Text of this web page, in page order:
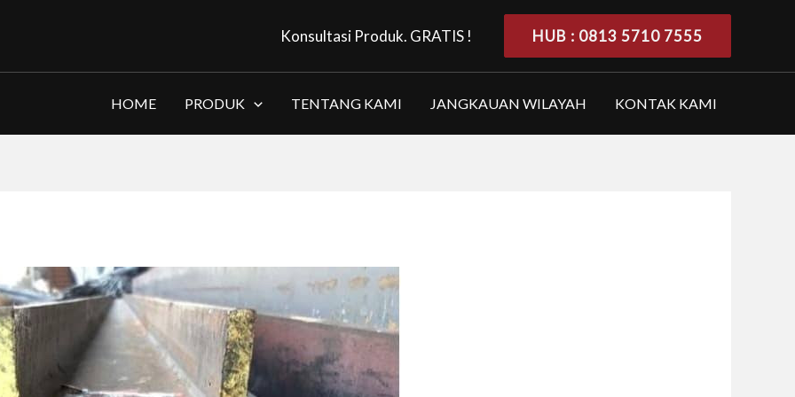
Konsultasi Produk. GRATIS ! HUB : 0813 5710 7555
HOME PRODUK TENTANG KAMI JANGKAUAN WILAYAH KONTAK KAMI